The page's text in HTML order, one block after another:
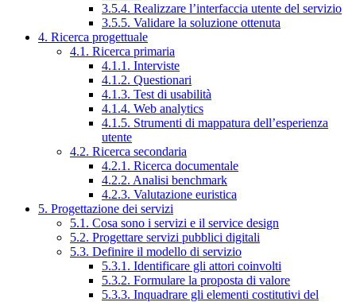
3.5.4. Realizzare l’interfaccia utente del servizio
3.5.5. Validare la soluzione ottenuta
4. Ricerca progettuale
4.1. Ricerca primaria
4.1.1. Interviste
4.1.2. Questionari
4.1.3. Test di usabilità
4.1.4. Web analytics
4.1.5. Strumenti di mappatura dell’esperienza
utente
4.2. Ricerca secondaria
4.2.1. Ricerca documentale
4.2.2. Analisi benchmark
4.2.3. Valutazione euristica
5. Progettazione dei servizi
5.1. Cosa sono i servizi e il service design
5.2. Progettare servizi pubblici digitali
5.3. Definire il modello di servizio
5.3.1. Identificare gli attori coinvolti
5.3.2. Formulare la proposta di valore
5.3.3. Inquadrare gli elementi costitutivi del